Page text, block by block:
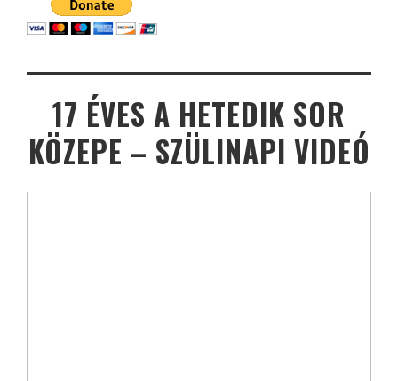
17 ÉVES A HETEDIK SOR
KÖZEPE – SZÜLINAPI VIDEÓ